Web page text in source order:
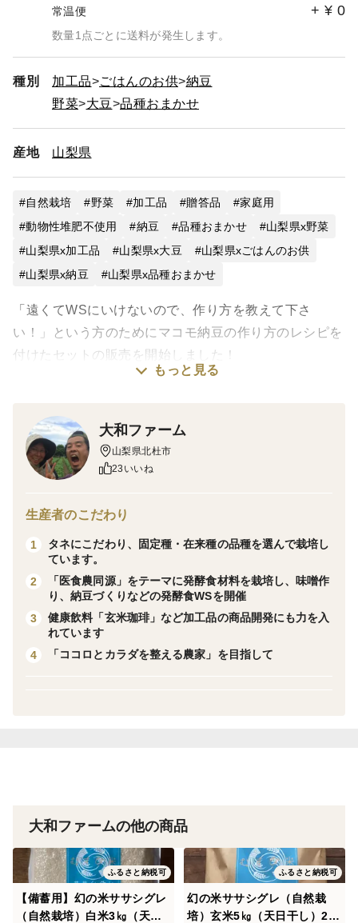
常温便 + ¥ 0
数量1点ごとに送料が発生します。
種別 加工品 ごはんのお供 納豆
野菜
大豆 品種おまかせ
産地 山梨県
自然栽培 野菜 加工品 贈答品
家庭用
動物性堆肥不使用
納豆 品種おまかせ
山梨県x野菜
山梨県x加工品
山梨県x大豆
山梨県xごはんのお供
山梨県x納豆
山梨県x品種おまかせ
「遠くてWSにいけないので、作り方を教えて下さ
い！」という方のためにマコモ納豆の作り方のレシピを
付けたセットの販売を開始しました！
これで遠方の方でも自宅でマコモ納豆作りが可能になり
栽培期間中農薬不使用で育てた大豆とマコモにレシピを
付けたセット！
お子様の自由研究・大人の微生物実験に是非☆
【商品内容】
======================
「借金なし大豆」50g×2袋
埼玉県秩父地方で大正時代から栽培されてきた在来種。
豆の甘みが強く、納豆、お味噌やお豆腐作りに合いま
ます。
「マコモ納豆作りレシピ」 8ページ
【マコモ納豆作りレシピの内容】
・納豆とは
もっと見る
大和ファーム
山梨県北杜市
23いいね
生産者のこだわり
1
タネにこだわり、固定種・在来種の品種を選んで栽培し
ています。
2
「医食農同源」をテーマに発酵食材料を栽培し、味噌作
り、納豆づくりなどの発酵食WSを開催
3
健康飲料「玄米珈琲」など加工品の商品開発にも力を入
れています
4
「ココロとカラダを整える農家」を目指して
大和ファームの他の商品
ふるさと納税可
【備蓄用】幻の米ササシグレ
（自然栽培）白米3㎏（天日
ふるさと納税可
幻の米ササシグレ（自然栽
培）玄米5㎏（天日干し）202